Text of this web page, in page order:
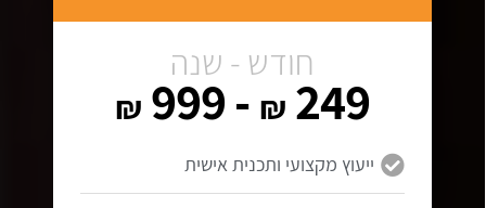
חודש - שנה
249
₪
- 999
₪
ייעוץ מקצועי ותכנית אישית